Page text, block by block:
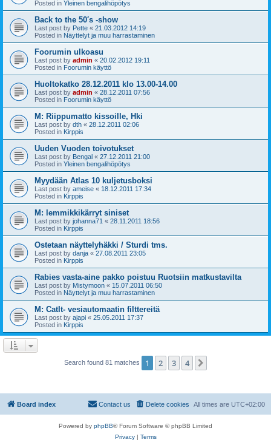
Posted in Yleinen bengalihöpötys
Back to the 50′s -show
Last post by Pette « 21.03.2012 14:19
Posted in Näyttelyt ja muu harrastaminen
Foorumin ulkoasu
Last post by admin « 20.02.2012 19:11
Posted in Foorumin käyttö
Huoltokatko 28.12.2011 klo 13.00-14.00
Last post by admin « 28.12.2011 07:56
Posted in Foorumin käyttö
M: Riippumatto kissoille, Hki
Last post by dth « 28.12.2011 02:06
Posted in Kirppis
Uuden Vuoden toivotukset
Last post by Bengal « 27.12.2011 21:00
Posted in Yleinen bengalihöpötys
Myydään Atlas 10 kuljetusboksi
Last post by ameise « 18.12.2011 17:34
Posted in Kirppis
M: lemmikkikärryt siniset
Last post by johanna71 « 28.11.2011 18:56
Posted in Kirppis
Ostetaan näyttelyhäkki / Sturdi tms.
Last post by danja « 27.08.2011 23:05
Posted in Kirppis
Rabies vasta-aine pakko poistuu Ruotsiin matkustavilta
Last post by Mistymoon « 15.07.2011 06:50
Posted in Näyttelyt ja muu harrastaminen
M: CatIt- vesiautomaatin filttereitä
Last post by ajapi « 25.05.2011 17:37
Posted in Kirppis
Search found 81 matches 1 2 3 4
Board index All times are UTC+02:00
Delete cookies
Contact us
Powered by phpBB® Forum Software © phpBB Limited
Privacy| Terms